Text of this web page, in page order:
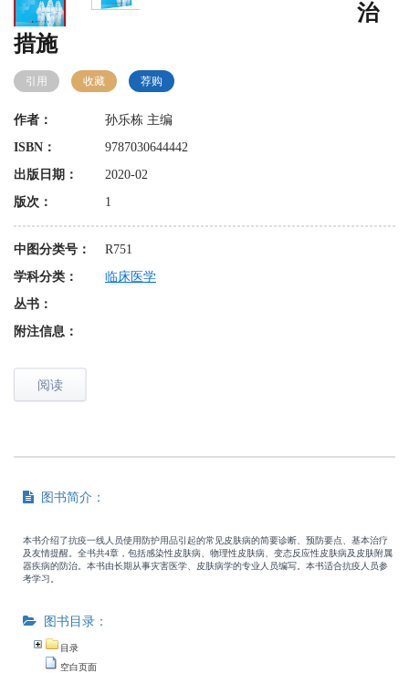
治
措施
引用 收藏 荐购
作者：
孙乐栋 主编
ISBN：
9787030644442
出版日期：
2020-02
版次：
1
中图分类号：
R751
学科分类：
临床医学
丛书：
附注信息：
阅读
图书简介：
本书介绍了抗疫一线人员使用防护用品引起的常见皮肤病的简要诊断、预防要点、基本治疗
及友情提醒。全书共4章，包括感染性皮肤病、物理性皮肤病、变态反应性皮肤病及皮肤附属
器疾病的防治。本书由长期从事灾害医学、皮肤病学的专业人员编写。本书适合抗疫人员参
考学习。
图书目录：
目录
空白页面